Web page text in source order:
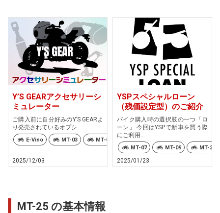
Y’S GEARアクセサリーシ
ミュレーター
ご購入前に自分好みのY’S GEARよ
り発売されているオプシ...
E-Vino MT-03 MT-07 MT-07 Y-AMT
2025/12/03
YSPスペシャルローン
（残価設定型）のご紹介
バイク購入時の選択肢の一つ「ロ
ーン」 今回はYSPで新車を買う際
にご利用...
MT-07 MT-09 MT-25
2025/01/23
MT-25 の基本情報